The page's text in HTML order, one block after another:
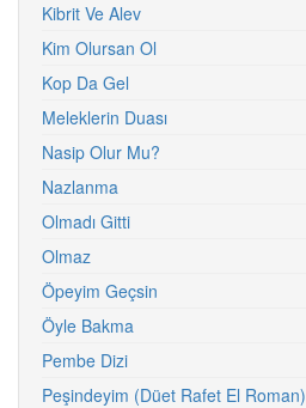
Kibrit Ve Alev
Kim Olursan Ol
Kop Da Gel
Meleklerin Duası
Nasip Olur Mu?
Nazlanma
Olmadı Gitti
Olmaz
Öpeyim Geçsin
Öyle Bakma
Pembe Dizi
Peşindeyim (Düet Rafet El Roman)